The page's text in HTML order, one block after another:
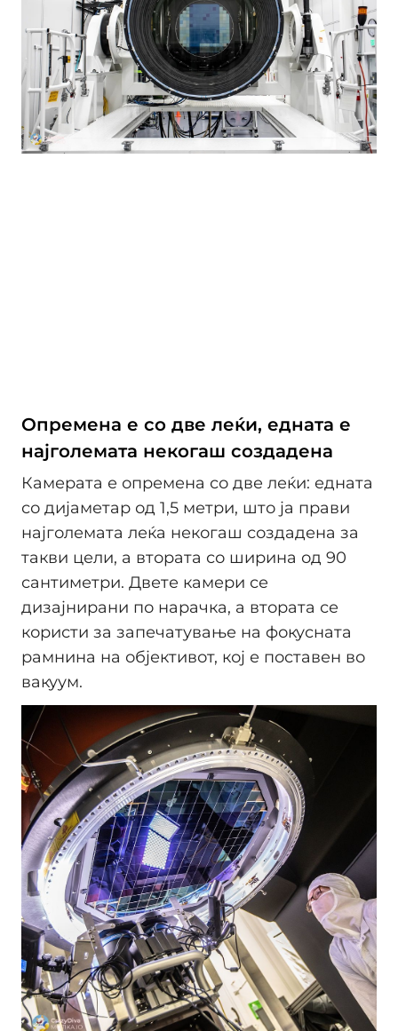
Опремена е со две леќи, едната е
најголемата некогаш создадена
Камерата е опремена со две леќи: едната
со дијаметар од 1,5 метри, што ја прави
најголемата леќа некогаш создадена за
такви цели, а втората со ширина од 90
сантиметри. Двете камери се
дизајнирани по нарачка, а втората се
користи за запечатување на фокусната
рамнина на објективот, кој е поставен во
вакуум.